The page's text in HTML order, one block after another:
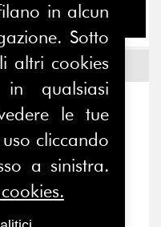
in alcun
Sotto
altri cookies
qualsiasi
le tue
cliccando
a sinistra.